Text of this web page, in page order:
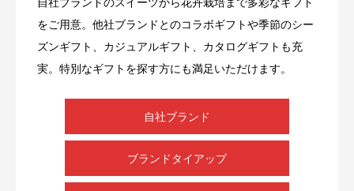
をご用意。他社ブランドとのコラボギフトや季節のシー
ズンギフト、カジュアルギフト、カタログギフトも充
実。特別なギフトを探す方にも満足いただけます。
自社ブランド
ブランドタイアップ